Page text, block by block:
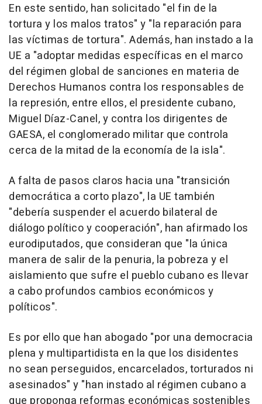
En este sentido, han solicitado "el fin de la
tortura y los malos tratos" y "la reparación para
las víctimas de tortura". Además, han instado a la
UE a "adoptar medidas específicas en el marco
del régimen global de sanciones en materia de
Derechos Humanos contra los responsables de
la represión, entre ellos, el presidente cubano,
Miguel Díaz-Canel, y contra los dirigentes de
GAESA, el conglomerado militar que controla
cerca de la mitad de la economía de la isla".
A falta de pasos claros hacia una "transición
democrática a corto plazo", la UE también
"debería suspender el acuerdo bilateral de
diálogo político y cooperación", han afirmado los
eurodiputados, que consideran que "la única
manera de salir de la penuria, la pobreza y el
aislamiento que sufre el pueblo cubano es llevar
a cabo profundos cambios económicos y
políticos".
Es por ello que han abogado "por una democracia
plena y multipartidista en la que los disidentes
no sean perseguidos, encarcelados, torturados ni
asesinados" y "han instado al régimen cubano a